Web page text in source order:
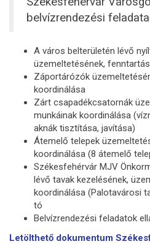
belvízrendezési
A város belterületén lévő
üzemeltetésének,
Záportárózók
koordinálása
Zárt csapadékcsatornák
munkáinak koordinálása
aknák tisztítása, javítása)
Átemelő telepek
koordinálása (8 átemelő
Székesfehérvár MJV
lévő tavak kezelésének,
koordinálása (Palotavárosi
tó
Belvízrendezési feladatok
Letölthető dokumentum